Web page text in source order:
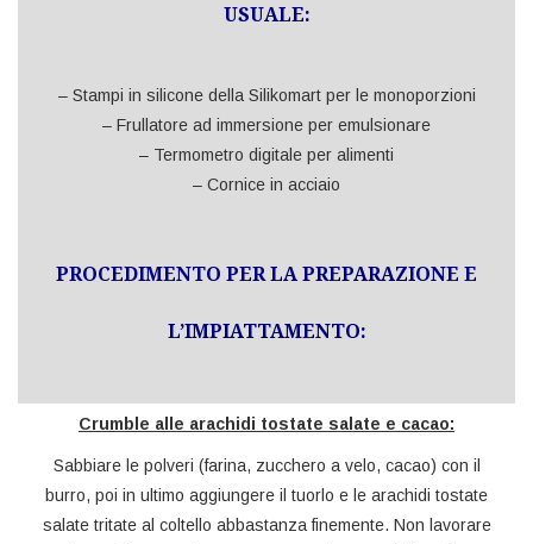
USUALE:
– Stampi in silicone della Silikomart per le monoporzioni
– Frullatore ad immersione per emulsionare
– Termometro digitale per alimenti
– Cornice in acciaio
PROCEDIMENTO PER LA PREPARAZIONE E
L’IMPIATTAMENTO:
Crumble alle arachidi tostate salate e cacao:
Sabbiare le polveri (farina, zucchero a velo, cacao) con il
burro, poi in ultimo aggiungere il tuorlo e le arachidi tostate
salate tritate al coltello abbastanza finemente. Non lavorare